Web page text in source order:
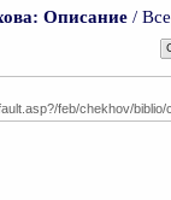
Описание/
feb/chekhov/biblio/